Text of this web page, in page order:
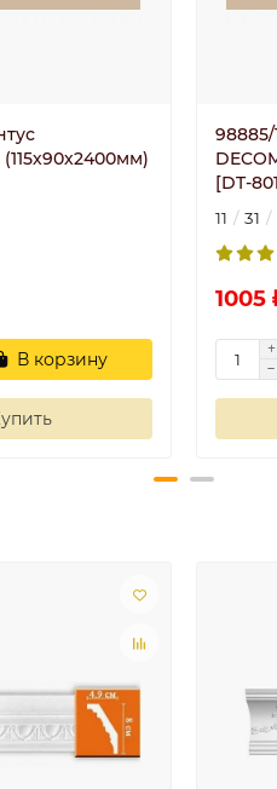
(115х90х2400мм)
В корзину
[DT-
11 31
1005